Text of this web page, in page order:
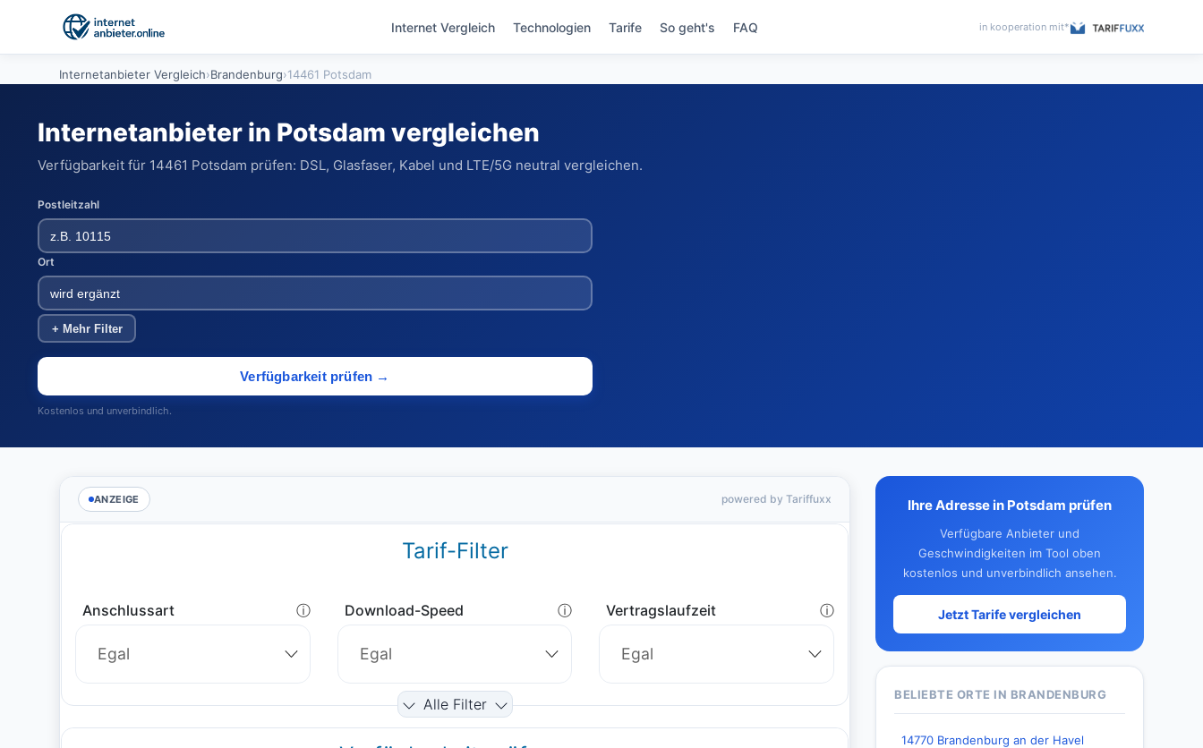
Internet Vergleich Technologien Tarife So geht's FAQ in kooperation mit*
Internetanbieter Vergleich›Brandenburg›14461 Potsdam
Internetanbieter in Potsdam vergleichen
Verfügbarkeit für 14461 Potsdam prüfen: DSL, Glasfaser, Kabel und LTE/5G neutral vergleichen.
Postleitzahl
Ort
+ Mehr Filter
Verfügbarkeit prüfen →
Kostenlos und unverbindlich.
ANZEIGE powered by Tariffuxx Ihre Adresse in Potsdam prüfen
Verfügbare Anbieter und
Geschwindigkeiten im Tool oben
kostenlos und unverbindlich ansehen.
Jetzt Tarife vergleichen
BELIEBTE ORTE IN BRANDENBURG
14770 Brandenburg an der Havel